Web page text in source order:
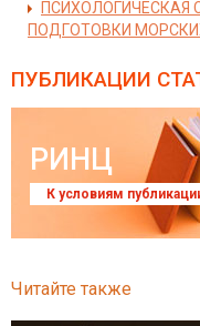
ПОДГОТОВКИ
ПУБЛИКАЦИИ
РИНЦ
К условиям
Читайте также